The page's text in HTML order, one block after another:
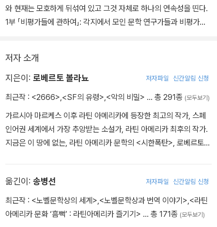
와 현재는 모호하게 뒤섞여 있고 그것 자체로 하나의 연속성을 띤다.
1부 「비평가들에 관하여」: 각지에서 모인 문학 연구가들과 비평가들
그를 찾기 위해 몇 가지의 단서를 얻어 무작정 길을 떠나는데…….
2부 「아말피타노에 관하여」: 아르킴볼디의 책을 번역한 칠레의 교수
착한다. 불온한 지역의 분위기가 엄습하고, 아말피타노는 자꾸만 이
상한 꿈에 시달린다.
3부 「페이트에 관하여」: 미국의 신문 기자인 오스카 페이트는 권투 경
기를 취재하기 위해 산타테레사로 간다. 그러나 그는 권투 경기보다
사하다가 그에 연루된 어떤 여자를 만나게 되는데…….
4부 「범죄에 관하여」: 연일 무수한 여성들이 처참하게 죽어 나가는
이곳은 산타테레사. 사건을 조사하기 위해 경찰과 탐정들이 몰려든
저자 소개
지은이: 로베르토 볼라뇨 저자파일 신간알림 신청
최근작 : <2666>,<SF의 유령>,<악의 비밀> … 총 291종 (모두보기)
가르시아 마르케스 이후 라틴 아메리카에 등장한 최고의 작가, 스페
인어권 세계에서 가장 추앙받는 소설가, 라틴 아메리카 최후의 작가.
지금은 이 땅에 없는, 라틴 아메리카 문학의 <시한폭탄>, 로베르토
시인으로 여겼던 그는 15세부터 시를 쓰기 시작해 20대 초반에는 <
인프라레알리스모>라는 반항적 시 문학 운동을 이끌기도 했다. 이어
20대 중반 유럽으로 이주, 30대 이후 본격적으로 소설 쓰기에 투신
옮긴이: 송병선 저자파일 신간알림 신청
최근작 : <노벨문학상의 세계>,<노벨문학상과 번역 이야기>,<라틴
아메리카 문화 ‘흠뻑’ : 라틴아메리카 즐기기> … 총 171종 (모두보기)